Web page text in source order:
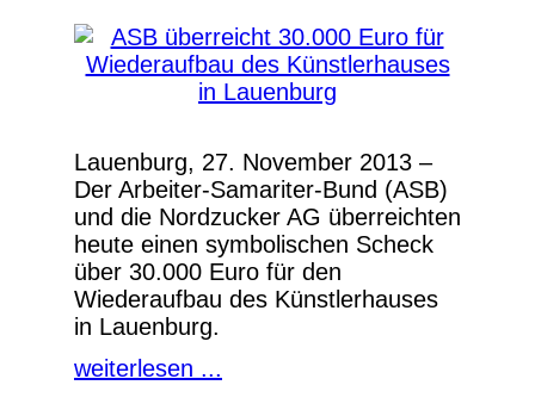
Lauenburg, 27. November 2013 –
Der Arbeiter-Samariter-Bund (ASB)
und die Nordzucker AG überreichten
heute einen symbolischen Scheck
über 30.000 Euro für den
Wiederaufbau des Künstlerhauses
in Lauenburg.
weiterlesen ...